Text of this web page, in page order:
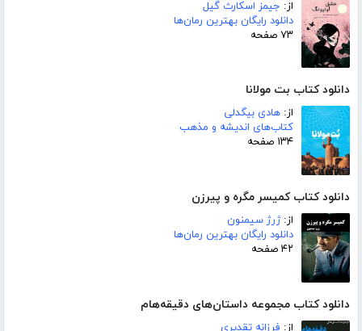
از: جیمز اسکارث گیل
دانلود رایگان بهترین رمان‌ها
۷۳ صفحه
دانلود کتاب بت مولانا
از: هادی بیگدلی
کتاب‌های اندیشه و مذهب
۱۳۴ صفحه
دانلود کتاب کمیسر مگره و پیرزن
از:ژرژ سیمنون
دانلود رایگان بهترین رمان‌ها
۴۲ صفحه
دانلود کتاب مجموعه داستان‌های دقیقه‌هام
از: فرزانه تقدیری